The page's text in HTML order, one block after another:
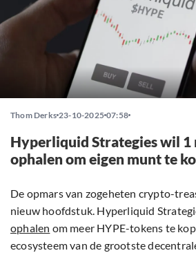
Thom Derks 23-10-2025 07:58
Hyperliquid Strategies wil
ophalen om eigen munt te
De opmars van zogeheten crypto-
nieuw hoofdstuk. Hyperliquid
ophalen om meer HYPE-tokens te
ecosysteem van de grootste